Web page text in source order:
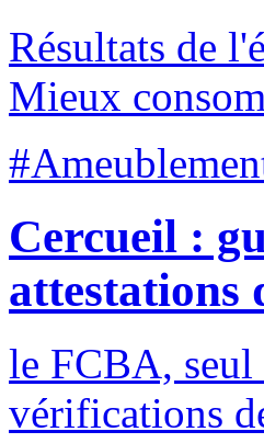
Résultats de
Mieux
Cercueil :
attestations
le FCBA, seul
vérifications